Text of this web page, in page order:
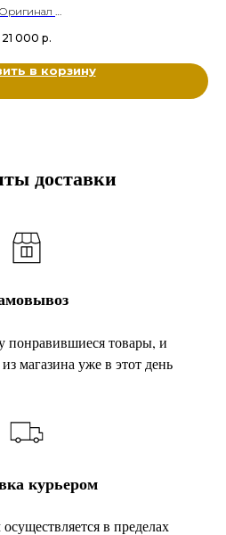
Оригинал
Золотой
21 000 р.
в корзину
доставки
понравившиеся товары, и
магазина уже в этот день
курьером
в пределах